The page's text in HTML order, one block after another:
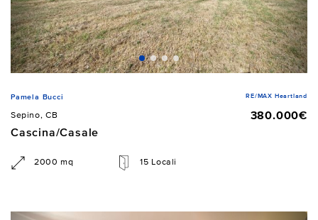
Pamela Bucci RE/MAX Heartland
Sepino, CB
380.000€
Cascina/Casale
2000 mq 15 Locali